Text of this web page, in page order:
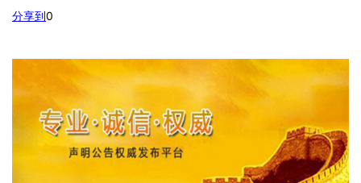
分享到0